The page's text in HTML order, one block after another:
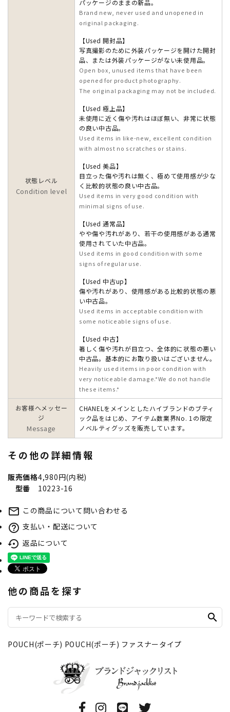
状態レベル
Condition level
パッケージのままの新品。
Brand new, never used and unopened in
original packaging.
【Used 開封品】
写真撮影のために外装パッケージを開けた開封
品、または外装パッケージがない未使用品。
Open box, unused items that have been
opened for product photography.
The original packaging may not be included.
【Used 極上品】
未使用に近く傷や汚れはほぼ無い、非常に状態
の良い中古品。
Used items in like-new, excellent condition
with almost no scratches or stains.
【Used 美品】
目立った傷や汚れは無く、極めて使用感が少な
く比較的状態の良い中古品。
Used items in very good condition with
minimal signs of use.
【Used 通常品】
やや傷や汚れがあり、若干の使用感がある通常
使用されていた中古品。
Used items in good condition with some
signs of regular use.
【Used 中古up】
傷や汚れがあり、使用感がある比較的状態の悪
い中古品。
Used items in acceptable condition with
some noticeable signs of use.
【Used 中古】
著しく傷や汚れが目立つ、全体的に状態の悪い
中古品。基本的にお取り扱いはございません。
Heavily used items in poor condition with
very noticeable damage.*We do not handle
these items.*
お客様へメッセー
ジ
Message
CHANELをメインとしたハイブランドのブティ
ック品をはじめ、アイテム数業界No. 1の限定
ノベルティグッズを販売しています。
その他の詳細情報
販売価格4,980円(内税)
型番
10223-16
mail_outline この商品について問い合わせる
help_outline 支払い・配送について
settings_backup_restore 返品について
他の商品を探す
search
POUCH(ポーチ) POUCH(ポーチ) ファスナータイプ